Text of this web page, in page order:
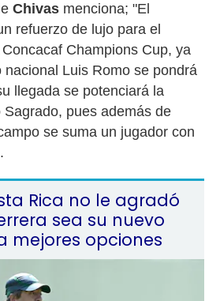
Chivas menciona; "El
refuerzo de lujo para el
Champions Cup, ya
Luis Romo se pondrá
llegada se potenciará la
pues además de
se suma un jugador con
Rica no le agradó
sea su nuevo
mejores opciones